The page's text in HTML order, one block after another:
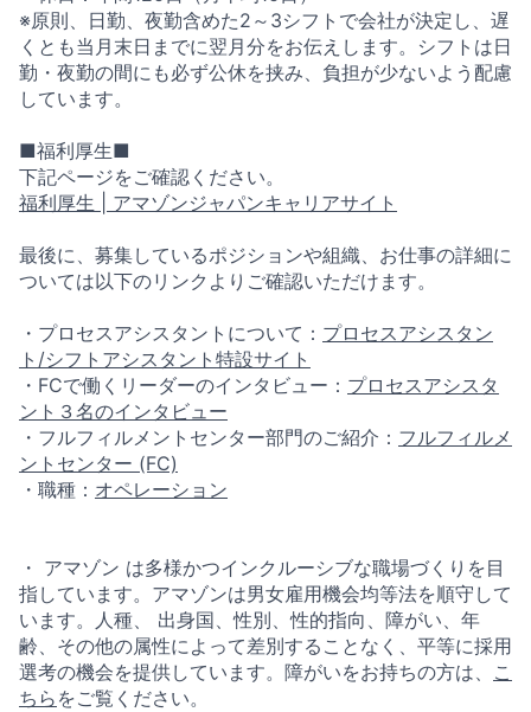
※原則、日勤、夜勤含めた2～3シフトで会社が決定し、遅
くとも当月末日までに翌月分をお伝えします。シフトは日
勤・夜勤の間にも必ず公休を挟み、負担が少ないよう配慮
しています。
■福利厚生■
下記ページをご確認ください。
福利厚生 | アマゾンジャパンキャリアサイト
最後に、募集しているポジションや組織、お仕事の詳細に
ついては以下のリンクよりご確認いただけます。
・プロセスアシスタントについて： プロセスアシスタン
ト/シフトアシスタント特設サイト
・FCで働くリーダーのインタビュー： プロセスアシスタ
ント３名のインタビュー
・フルフィルメントセンター部門のご紹介： フルフィルメ
ントセンター (FC)
・職種： オペレーション
・ アマゾン は多様かつインクルーシブな職場づくりを目
指しています。アマゾンは男女雇用機会均等法を順守して
います。人種、 出身国、性別、性的指向、障がい、年
齢、その他の属性によって差別することなく、平等に採用
選考の機会を提供しています。障がいをお持ちの方は、 こ
ちら をご覧ください。